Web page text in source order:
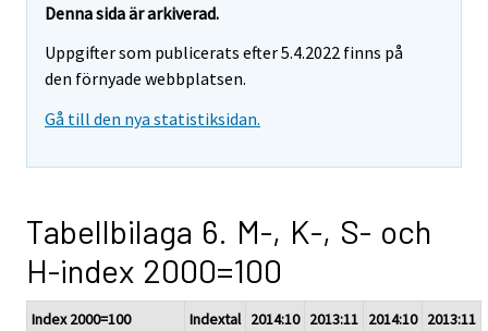
Denna sida är arkiverad.
Uppgifter som publicerats efter 5.4.2022 finns på
den förnyade webbplatsen.
Gå till den nya statistiksidan.
Tabellbilaga 6. M-, K-, S- och
H-index 2000=100
Index 2000=100
Indextal 2014:10 2013:11 2014:10 2013:11